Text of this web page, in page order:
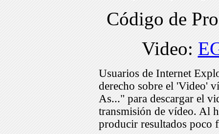
Código de
Video:
Usuarios de Internet
derecho sobre el 'Video'
As..." para descargar el
transmisión de vídeo. Al
producir resultados poco